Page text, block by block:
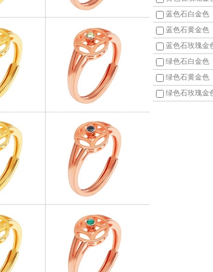
蓝色石白金色
蓝色石黄金色
蓝色石玫瑰金
绿色石白金色
绿色石黄金色
绿色石玫瑰金